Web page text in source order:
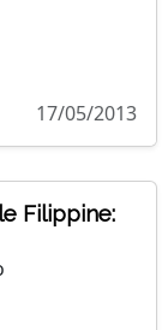
17/05/2013
Filippine: